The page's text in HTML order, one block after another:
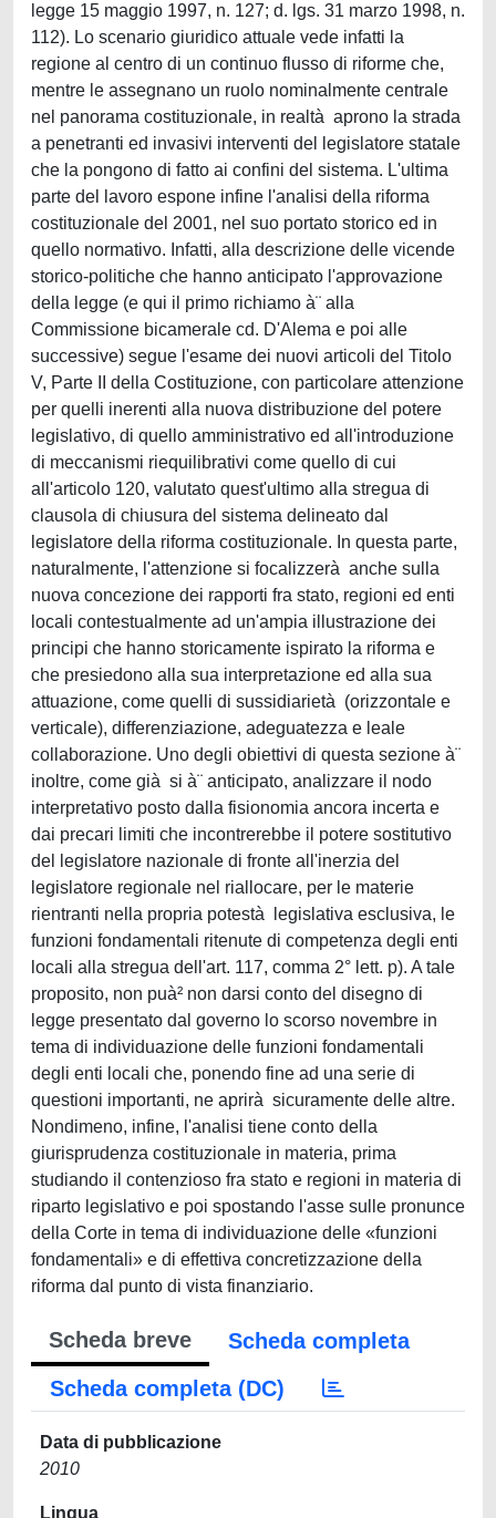
legge 15 maggio 1997, n. 127; d. lgs. 31 marzo 1998, n.
112). Lo scenario giuridico attuale vede infatti la
regione al centro di un continuo flusso di riforme che,
mentre le assegnano un ruolo nominalmente centrale
nel panorama costituzionale, in realtà aprono la strada
a penetranti ed invasivi interventi del legislatore statale
che la pongono di fatto ai confini del sistema. L'ultima
parte del lavoro espone infine l'analisi della riforma
costituzionale del 2001, nel suo portato storico ed in
quello normativo. Infatti, alla descrizione delle vicende
storico-politiche che hanno anticipato l'approvazione
della legge (e qui il primo richiamo à¨ alla
Commissione bicamerale cd. D'Alema e poi alle
successive) segue l'esame dei nuovi articoli del Titolo
V, Parte II della Costituzione, con particolare attenzione
per quelli inerenti alla nuova distribuzione del potere
legislativo, di quello amministrativo ed all'introduzione
di meccanismi riequilibrativi come quello di cui
all'articolo 120, valutato quest'ultimo alla stregua di
clausola di chiusura del sistema delineato dal
legislatore della riforma costituzionale. In questa parte,
naturalmente, l'attenzione si focalizzerà anche sulla
nuova concezione dei rapporti fra stato, regioni ed enti
locali contestualmente ad un'ampia illustrazione dei
principi che hanno storicamente ispirato la riforma e
che presiedono alla sua interpretazione ed alla sua
attuazione, come quelli di sussidiarietà (orizzontale e
verticale), differenziazione, adeguatezza e leale
collaborazione. Uno degli obiettivi di questa sezione à¨
inoltre, come già si à¨ anticipato, analizzare il nodo
interpretativo posto dalla fisionomia ancora incerta e
dai precari limiti che incontrerebbe il potere sostitutivo
del legislatore nazionale di fronte all'inerzia del
legislatore regionale nel riallocare, per le materie
rientranti nella propria potestà legislativa esclusiva, le
funzioni fondamentali ritenute di competenza degli enti
locali alla stregua dell'art. 117, comma 2° lett. p). A tale
proposito, non puà² non darsi conto del disegno di
legge presentato dal governo lo scorso novembre in
tema di individuazione delle funzioni fondamentali
degli enti locali che, ponendo fine ad una serie di
questioni importanti, ne aprirà sicuramente delle altre.
Nondimeno, infine, l'analisi tiene conto della
giurisprudenza costituzionale in materia, prima
studiando il contenzioso fra stato e regioni in materia di
riparto legislativo e poi spostando l'asse sulle pronunce
della Corte in tema di individuazione delle «funzioni
fondamentali» e di effettiva concretizzazione della
riforma dal punto di vista finanziario.
Scheda breve
Scheda completa
Scheda completa (DC)
Data di pubblicazione
2010
Lingua